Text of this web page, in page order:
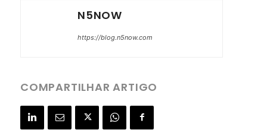
N5NOW
https://blog.n5now.com
COMPARTILHAR ARTIGO